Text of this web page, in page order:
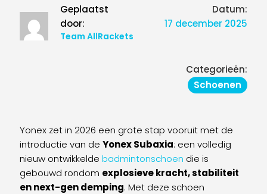
Team AllRackets
Geplaatst
door:
Datum:
17 december 2025
Categorieën:
Schoenen
Yonex zet in 2026 een grote stap vooruit met de
introductie van de Yonex Subaxia: een volledig
nieuw ontwikkelde badmintonschoen die is
gebouwd rondom explosieve kracht, stabiliteit
en next-gen demping. Met deze schoen